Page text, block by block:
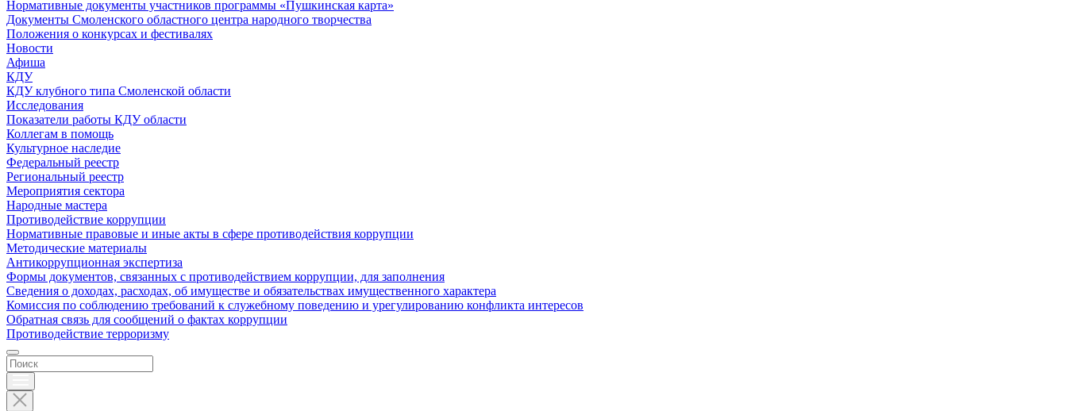
Нормативные документы участников программы «Пушкинская карта»
Документы Смоленского областного центра народного творчества
Положения о конкурсах и фестивалях
Новости
Афиша
КДУ
КДУ клубного типа Смоленской области
Исследования
Показатели работы КДУ области
Коллегам в помощь
Культурное наследие
Федеральный реестр
Региональный реестр
Мероприятия сектора
Народные мастера
Противодействие коррупции
Нормативные правовые и иные акты в сфере противодействия коррупции
Методические материалы
Антикоррупционная экспертиза
Формы документов, связанных с противодействием коррупции, для заполнения
Сведения о доходах, расходах, об имуществе и обязательствах имущественного характера
Комиссия по соблюдению требований к служебному поведению и урегулированию конфликта интересов
Обратная связь для сообщений о фактах коррупции
Противодействие терроризму